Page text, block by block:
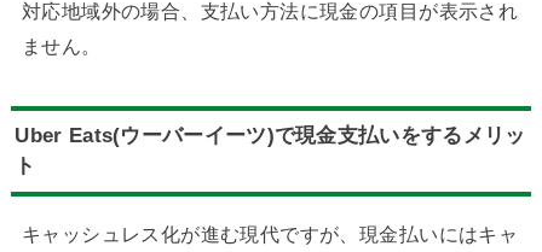
対応地域外の場合、支払い方法に現金の項目が表示され
ません。
Uber Eats(ウーバーイーツ)で現金支払いをするメリッ
ト
キャッシュレス化が進む現代ですが、現金払いにはキャ